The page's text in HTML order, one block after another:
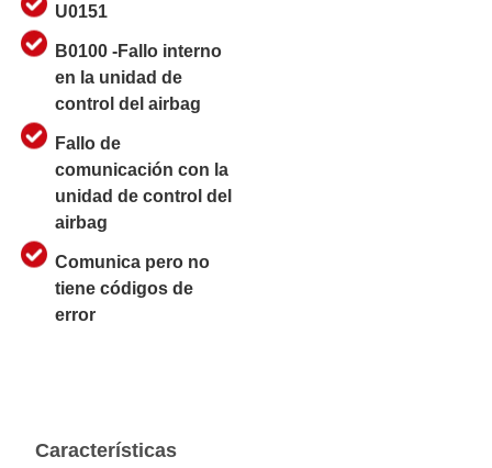
U0151
B0100 -Fallo interno
en la unidad de
control del airbag
Fallo de
comunicación con la
unidad de control del
airbag
Comunica pero no
tiene códigos de
error
Características